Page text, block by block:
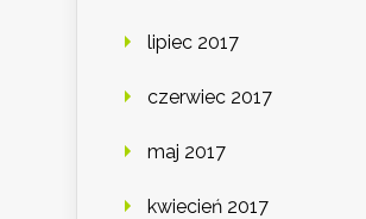
lipiec 2017
czerwiec 2017
maj 2017
kwiecień 2017